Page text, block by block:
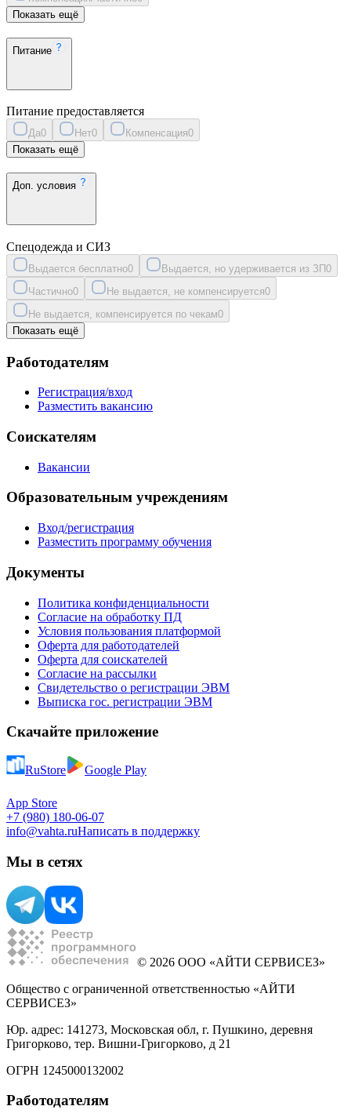
Показать ещё
Питание
Питание предоставляется
Да0 Нет0 Компенсация0
Показать ещё
Доп. условия
Спецодежда и СИЗ
Выдается бесплатно0 Выдается, но удерживается из ЗП0
Частично0 Не выдается, не компенсируется0
Не выдается, компенсируется по чекам0
Показать ещё
Работодателям
Регистрация/вход
Разместить вакансию
Соискателям
Вакансии
Образовательным учреждениям
Вход/регистрация
Разместить программу обучения
Документы
Политика конфиденциальности
Согласие на обработку ПД
Условия пользования платформой
Оферта для работодателей
Оферта для соискателей
Согласие на рассылки
Свидетельство о регистрации ЭВМ
Выписка гос. регистрации ЭВМ
Скачайте приложение
RuStore Google Play
App Store
+7 (980) 180-06-07
info@vahta.ruНаписать в поддержку
Мы в сетях
© 2026 ООО «АЙТИ СЕРВИСЕЗ»
Общество с ограниченной ответственностью «АЙТИ
СЕРВИСЕЗ»
Юр. адрес: 141273, Московская обл, г. Пушкино, деревня
Григорково, тер. Вишни-Григорково, д 21
ОГРН 1245000132002
Работодателям